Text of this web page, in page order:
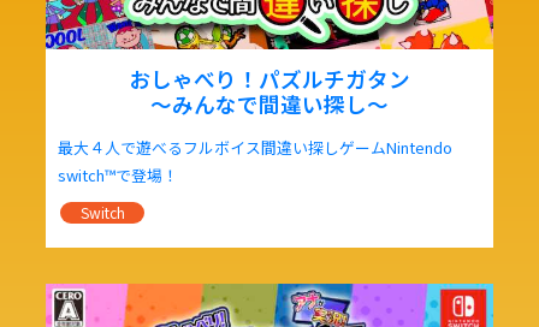
おしゃべり！パズルチガタン
～みんなで間違い探し～
最大４人で遊べるフルボイス間違い探しゲームNintendo
switch™で登場！
Switch